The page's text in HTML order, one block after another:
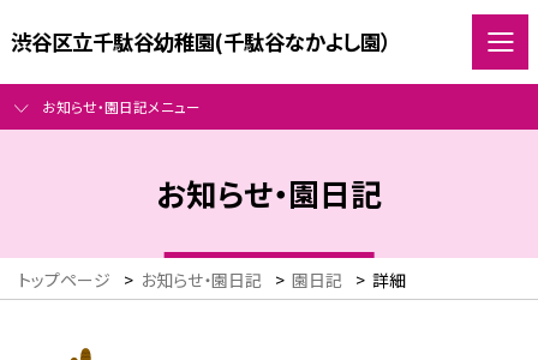
渋谷区立千駄谷幼稚園(千駄谷なかよし園）
お知らせ・園日記メニュー
お知らせ・園日記
トップページ > お知らせ・園日記 > 園日記 > 詳細